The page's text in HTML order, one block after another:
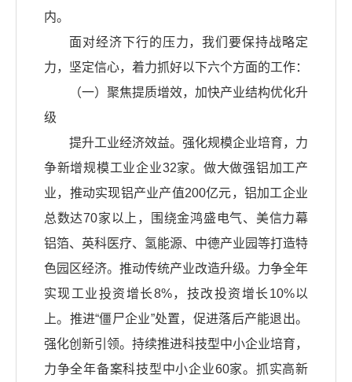
内。
面对经济下行的压力，我们要保持战略定
力，坚定信心，着力抓好以下六个方面的工作：
（一）聚焦提质增效，加快产业结构优化升
级
提升工业经济效益。强化规模企业培育，力
争新增规模工业企业32家。做大做强铝加工产
业，推动实现铝产业产值200亿元，铝加工企业
总数达70家以上，围绕金鸿盛电气、美信力幕
铝箔、英科医疗、氢能源、中德产业园等打造特
色园区经济。推动传统产业改造升级。力争全年
实现工业投资增长8%，技改投资增长10%以
上。推进“僵尸企业”处置，促进落后产能退出。
强化创新引领。持续推进科技型中小企业培育，
力争全年备案科技型中小企业60家。抓实高新